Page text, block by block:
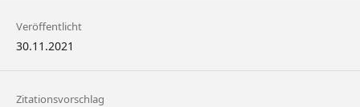
Veröffentlicht
30.11.2021
Zitationsvorschlag